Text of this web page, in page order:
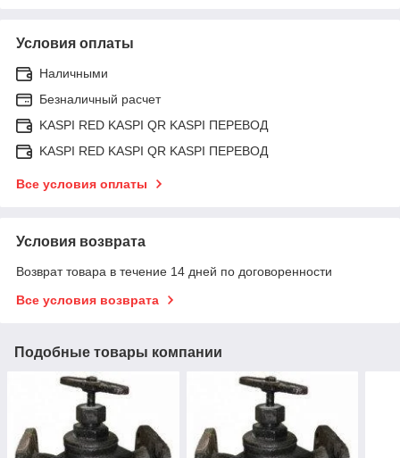
Условия оплаты
Наличными
Безналичный расчет
KASPI RED KASPI QR KASPI ПЕРЕВОД
KASPI RED KASPI QR KASPI ПЕРЕВОД
Все условия оплаты
Условия возврата
Возврат товара в течение 14 дней по договоренности
Все условия возврата
Подобные товары компании